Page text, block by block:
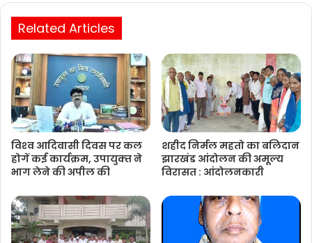
Related Articles
विश्‍व आदिवासी दिवस पर कल
होगें कई कार्यक्रम, उपायुक्‍त ने
भाग लेने की अपील की
शहीद निर्मल महतो का बलिदान
झारखंड आंदोलन की अमूल्य
विरासत : आंदोलनकारी